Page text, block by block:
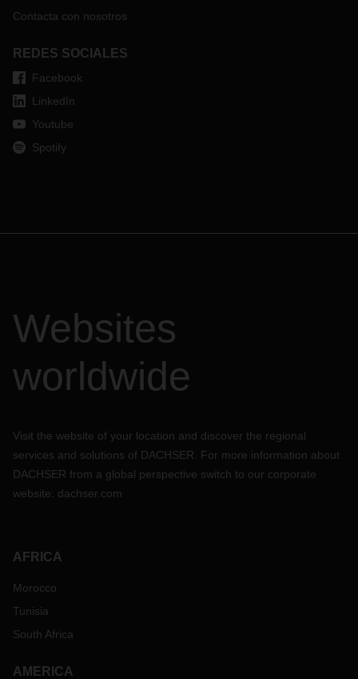
Contacta con nosotros
REDES SOCIALES
Facebook
LinkedIn
Youtube
Spotify
Websites
worldwide
Visit the website of your location and discover the regional
services and solutions of DACHSER. For more information about
DACHSER from a global perspective switch to our corporate
website: dachser.com
AFRICA
Morocco
Tunisia
South Africa
AMERICA